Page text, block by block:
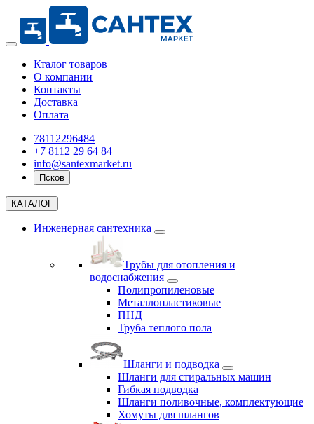
Кталог товаров
О компании
Контакты
Доставка
Оплата
78112296484
+7 8112 29 64 84
info@santexmarket.ru
Псков
КАТАЛОГ
Инженерная сантехника
Трубы для отопления и
водоснабжения
Полипропиленовые
Металлопластиковые
ПНД
Труба теплого пола
Шланги и подводка
Шланги для стиральных машин
Гибкая подводка
Шланги поливочные, комплектующие
Хомуты для шлангов